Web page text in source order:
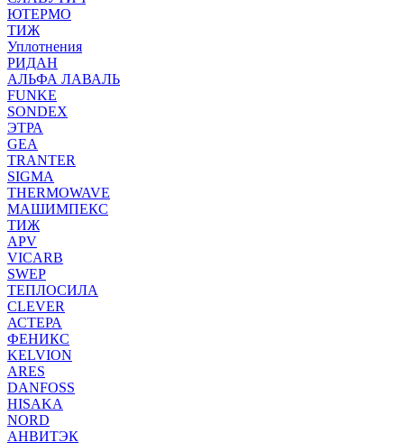
ЮТЕРМО
ТИЖ
Уплотнения
РИДАН
АЛЬФА ЛАВАЛЬ
FUNKE
SONDEX
ЭТРА
GEA
TRANTER
SIGMA
THERMOWAVE
МАШИМПЕКС
ТИЖ
APV
VICARB
SWEP
ТЕПЛОСИЛА
CLEVER
АСТЕРА
ФЕНИКС
KELVION
ARES
DANFOSS
HISAKA
NORD
АНВИТЭК